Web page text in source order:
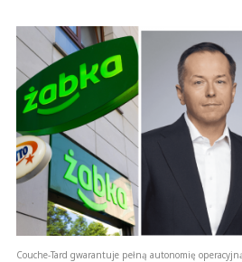
Couche-Tard gwarantuje pełną autonomię